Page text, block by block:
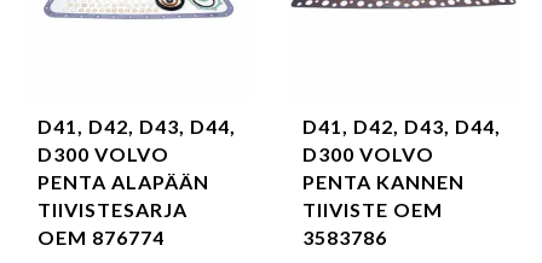
D41, D42, D43, D44,
D300 VOLVO
PENTA ALAPÄÄN
TIIVISTESARJA
OEM 876774
D41, D42, D43, D44,
D300 VOLVO
PENTA KANNEN
TIIVISTE OEM
3583786